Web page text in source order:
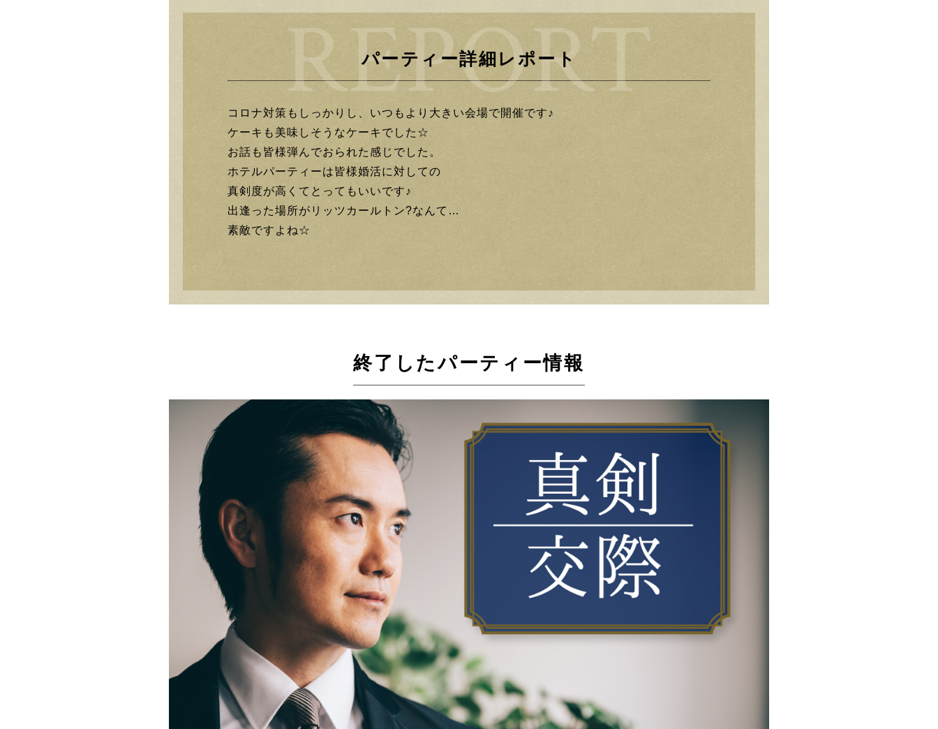
パーティー詳細レポート
コロナ対策もしっかりし、いつもより大きい会場で開催です♪
ケーキも美味しそうなケーキでした☆
お話も皆様弾んでおられた感じでした。
ホテルパーティーは皆様婚活に対しての
真剣度が高くてとってもいいです♪
出逢った場所がリッツカールトン?なんて…
素敵ですよね☆
終了したパーティー情報